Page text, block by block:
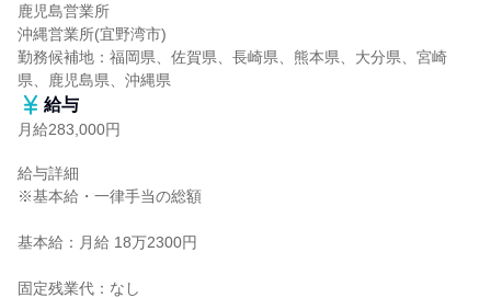
鹿児島営業所
沖縄営業所(宜野湾市)
勤務候補地：福岡県、佐賀県、長崎県、熊本県、大分県、宮崎
県、鹿児島県、沖縄県
給与
月給283,000円
給与詳細
※基本給・一律手当の総額
基本給：月給 18万2300円
固定残業代：なし